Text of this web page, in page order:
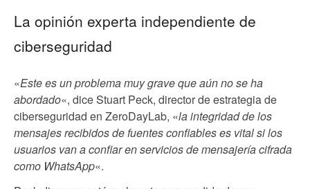
La opinión experta independiente de
ciberseguridad
«Este es un problema muy grave que aún no se ha
abordado«, dice Stuart Peck, director de estrategia de
ciberseguridad en ZeroDayLab, «la integridad de los
mensajes recibidos de fuentes confiables es vital si los
usuarios van a confiar en servicios de mensajería cifrada
como WhatsApp«.